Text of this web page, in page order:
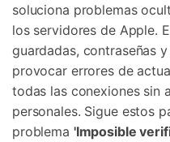
soluciona problemas
los servidores de Apple.
guardadas, contraseñas
provocar errores de
todas las conexiones sin
personales. Sigue estos
problema 'Imposible